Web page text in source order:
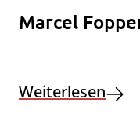
Marcel
Weiterlesen